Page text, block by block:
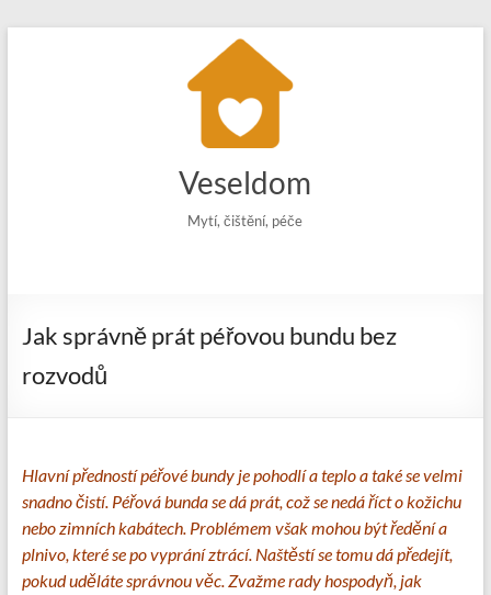
Veseldom
Mytí, čištění, péče
Jak správně prát péřovou bundu bez
rozvodů
Hlavní předností péřové bundy je pohodlí a teplo a také se velmi
snadno čistí. Péřová bunda se dá prát, což se nedá říct o kožichu
nebo zimních kabátech. Problémem však mohou být ředění a
plnivo, které se po vyprání ztrácí. Naštěstí se tomu dá předejít,
pokud uděláte správnou věc. Zvažme rady hospodyň, jak